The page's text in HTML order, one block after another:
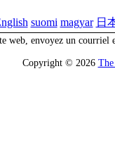
suomi magyar 日
web, envoyez un courriel
Copyright © 2026